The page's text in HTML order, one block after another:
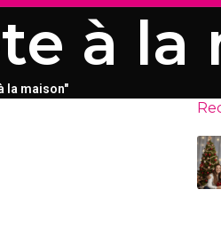
à la
la maison"